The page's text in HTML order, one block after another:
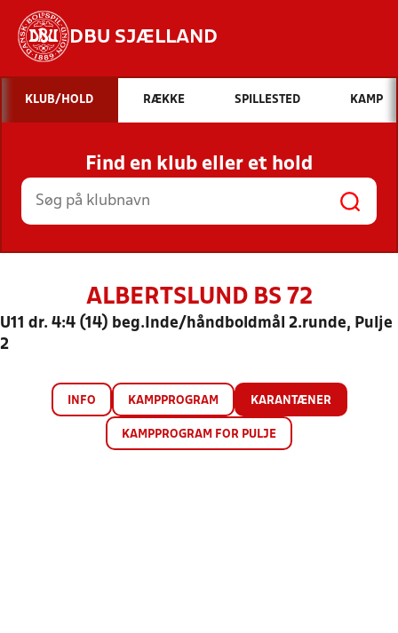
DBU SJÆLLAND
Hvad vil du søge efter?
INDHOLD OG NYHEDER
STILLINGER, RESULTATER, KLUBBER OG
HOLD
KLUB/HOLD RÆKKE SPILLESTED KAMP
Find en klub eller et hold
ALBERTSLUND BS 72
U11 dr. 4:4 (14) beg.Inde/håndboldmål 2.runde, Pulje
2
INFO KAMPPROGRAM KARANTÆNER
KAMPPROGRAM FOR PULJE